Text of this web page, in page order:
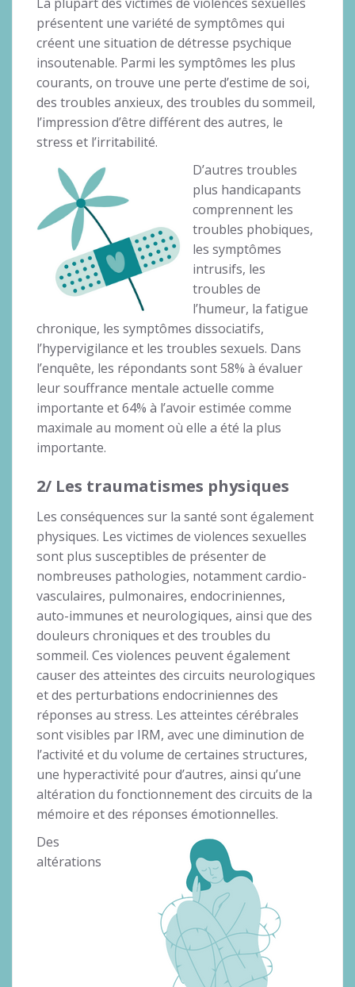
présentent une variété de symptômes qui
créent une situation de détresse psychique
insoutenable. Parmi les symptômes les plus
courants, on trouve une perte d’estime de soi,
des troubles anxieux, des troubles du sommeil,
l’impression d’être différent des autres, le
stress et l’irritabilité.
D’autres troubles
plus handicapants
comprennent les
troubles phobiques,
les symptômes
intrusifs, les
troubles de
l’humeur, la fatigue
chronique, les symptômes dissociatifs,
l’hypervigilance et les troubles sexuels. Dans
l’enquête, les répondants sont 58% à évaluer
leur souffrance mentale actuelle comme
importante et 64% à l’avoir estimée comme
maximale au moment où elle a été la plus
importante.
2/ Les traumatismes physiques
Les conséquences sur la santé sont également
physiques. Les victimes de violences sexuelles
sont plus susceptibles de présenter de
nombreuses pathologies, notamment cardio-
vasculaires, pulmonaires, endocriniennes,
auto-immunes et neurologiques, ainsi que des
douleurs chroniques et des troubles du
sommeil. Ces violences peuvent également
causer des atteintes des circuits neurologiques
et des perturbations endocriniennes des
réponses au stress. Les atteintes cérébrales
sont visibles par IRM, avec une diminution de
l’activité et du volume de certaines structures,
une hyperactivité pour d’autres, ainsi qu’une
altération du fonctionnement des circuits de la
mémoire et des réponses émotionnelles.
Des
altérations